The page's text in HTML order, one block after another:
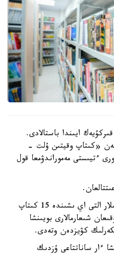
ايىندا باستالادى.
«كىتاپ وقيتىن ۇلت -
ءتيىستى مەموراندۋمعا قول
مارافون شارتى بويىنشا قاتىسۋشىلار التى اي ىشىندە 15 كىتاپ
شىعارمالارى بويىنشا
كۋيزدەن وتەدى.
ءار ساناتتاعى ۇزدىك